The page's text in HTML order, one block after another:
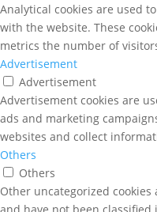
Analytical cookies are used
with the website. These
metrics the number of
Advertisement
Advertisement
Advertisement cookies are
ads and marketing
websites and collect
Others
Others
Other uncategorized